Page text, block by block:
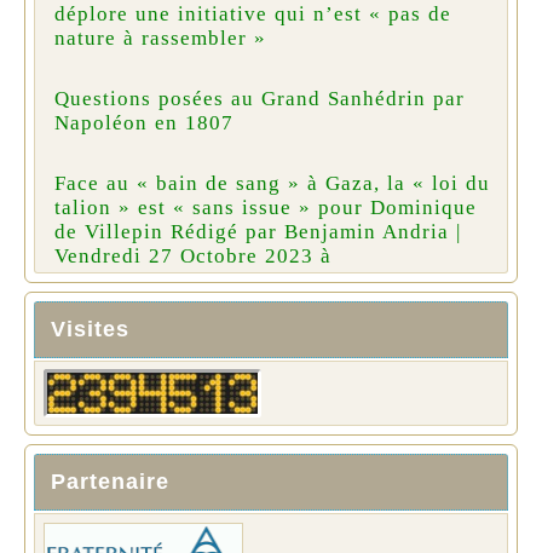
déplore une initiative qui n’est « pas de
nature à rassembler »
Questions posées au Grand Sanhédrin par
Napoléon en 1807
Face au « bain de sang » à Gaza, la « loi du
talion » est « sans issue » pour Dominique
de Villepin Rédigé par Benjamin Andria |
Vendredi 27 Octobre 2023 à
Visites
Partenaire